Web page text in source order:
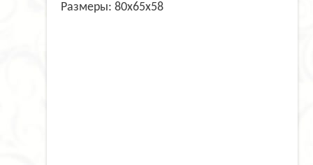
Размеры: 80х65х58